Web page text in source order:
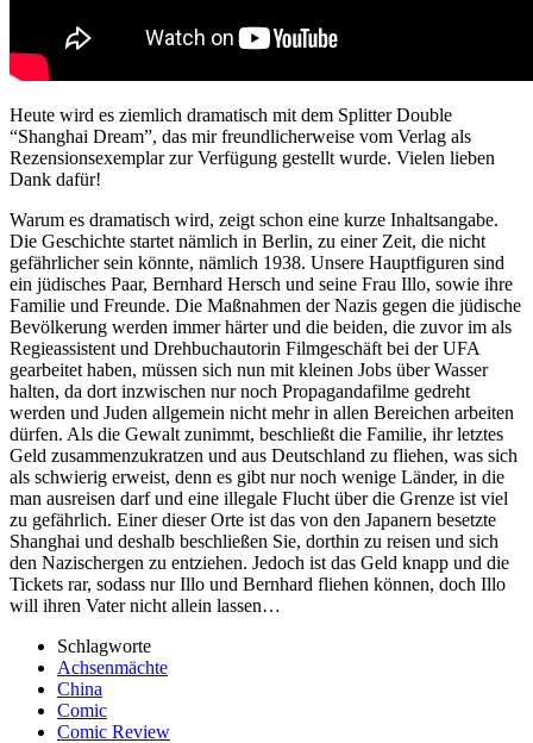
Heute wird es ziemlich dramatisch mit dem Splitter Double
“Shanghai Dream”, das mir freundlicherweise vom Verlag als
Rezensionsexemplar zur Verfügung gestellt wurde. Vielen lieben
Dank dafür!
Warum es dramatisch wird, zeigt schon eine kurze Inhaltsangabe.
Die Geschichte startet nämlich in Berlin, zu einer Zeit, die nicht
gefährlicher sein könnte, nämlich 1938. Unsere Hauptfiguren sind
ein jüdisches Paar, Bernhard Hersch und seine Frau Illo, sowie ihre
Familie und Freunde. Die Maßnahmen der Nazis gegen die jüdische
Bevölkerung werden immer härter und die beiden, die zuvor im als
Regieassistent und Drehbuchautorin Filmgeschäft bei der UFA
gearbeitet haben, müssen sich nun mit kleinen Jobs über Wasser
halten, da dort inzwischen nur noch Propagandafilme gedreht
werden und Juden allgemein nicht mehr in allen Bereichen arbeiten
dürfen. Als die Gewalt zunimmt, beschließt die Familie, ihr letztes
Geld zusammenzukratzen und aus Deutschland zu fliehen, was sich
als schwierig erweist, denn es gibt nur noch wenige Länder, in die
man ausreisen darf und eine illegale Flucht über die Grenze ist viel
zu gefährlich. Einer dieser Orte ist das von den Japanern besetzte
Shanghai und deshalb beschließen Sie, dorthin zu reisen und sich
den Nazischergen zu entziehen. Jedoch ist das Geld knapp und die
Tickets rar, sodass nur Illo und Bernhard fliehen können, doch Illo
will ihren Vater nicht allein lassen…
Schlagworte
Achsenmächte
China
Comic
Comic Review